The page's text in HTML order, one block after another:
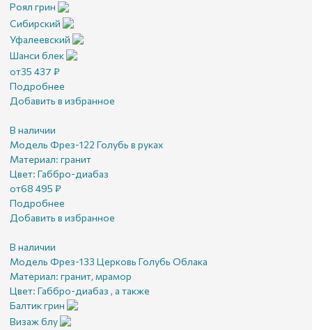
Роял грин
Сибирский
Уфалеевский
Шанси блек
от35 437 ₽
Подробнее
Добавить в избранное
В наличии
Модель Фрез-122 Голубь в руках
Материал: гранит
Цвет: Габбро-диабаз
от68 495 ₽
Подробнее
Добавить в избранное
В наличии
Модель Фрез-133 Церковь Голубь Облака
Материал: гранит, мрамор
Цвет: Габбро-диабаз , а также
Балтик грин
Визаж блу